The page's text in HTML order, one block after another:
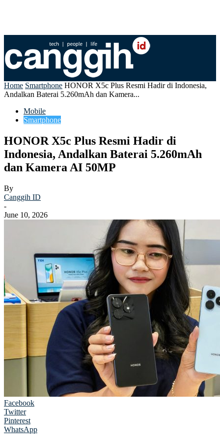
Home Smartphone HONOR X5c Plus Resmi Hadir di Indonesia,
Andalkan Baterai 5.260mAh dan Kamera...
Mobile
Smartphone
HONOR X5c Plus Resmi Hadir di
Indonesia, Andalkan Baterai 5.260mAh
dan Kamera AI 50MP
By
Canggih ID
-
June 10, 2026
Facebook
Twitter
Pinterest
WhatsApp